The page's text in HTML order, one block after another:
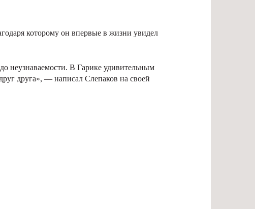
которому он впервые в жизни увидел
неузнаваемости. В Гарике удивительным
друга», — написал Слепаков на своей